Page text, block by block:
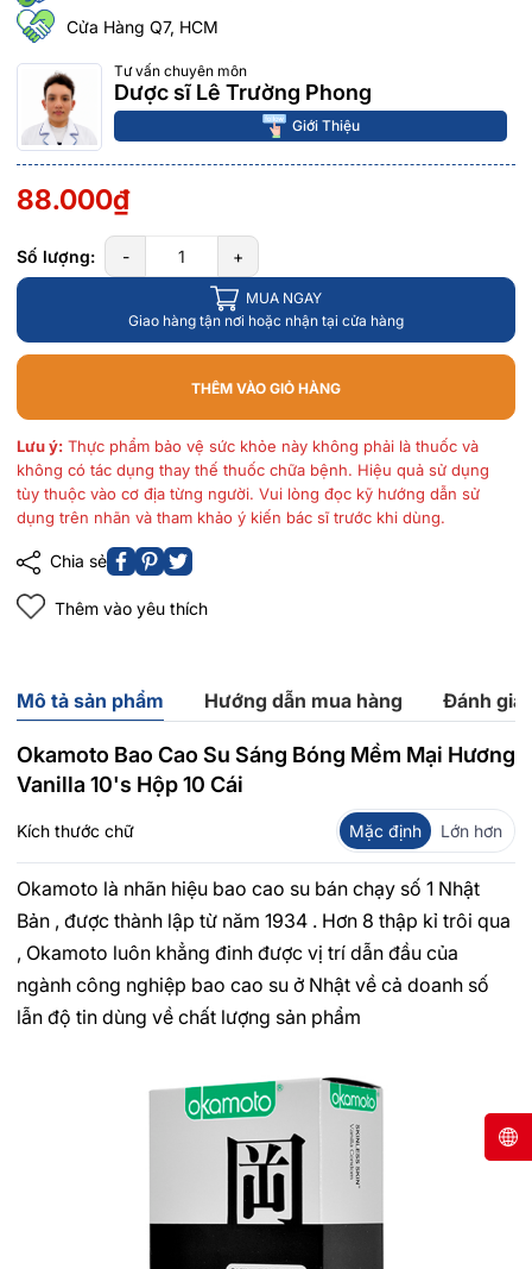
Cửa Hàng Q7, HCM
Tư vấn chuyên môn
Dược sĩ Lê Trường Phong
Giới Thiệu
88.000₫
Số lượng: - +
MUA NGAY
Giao hàng tận nơi hoặc nhận tại cửa hàng
THÊM VÀO GIỎ HÀNG
Lưu ý: Thực phẩm bảo vệ sức khỏe này không phải là thuốc và
không có tác dụng thay thế thuốc chữa bệnh. Hiệu quả sử dụng
tùy thuộc vào cơ địa từng người. Vui lòng đọc kỹ hướng dẫn sử
dụng trên nhãn và tham khảo ý kiến bác sĩ trước khi dùng.
Chia sẻ
Thêm vào yêu thích
Mô tả sản phẩm Hướng dẫn mua hàng Đánh giá
Okamoto Bao Cao Su Sáng Bóng Mềm Mại Hương
Vanilla 10's Hộp 10 Cái
Kích thước chữ Mặc định Lớn hơn
Okamoto là nhãn hiệu bao cao su bán chạy số 1 Nhật
Bản , được thành lập từ năm 1934 . Hơn 8 thập kỉ trôi qua
, Okamoto luôn khẳng đinh được vị trí dẫn đầu của
ngành công nghiệp bao cao su ở Nhật về cả doanh số
lẫn độ tin dùng về chất lượng sản phẩm